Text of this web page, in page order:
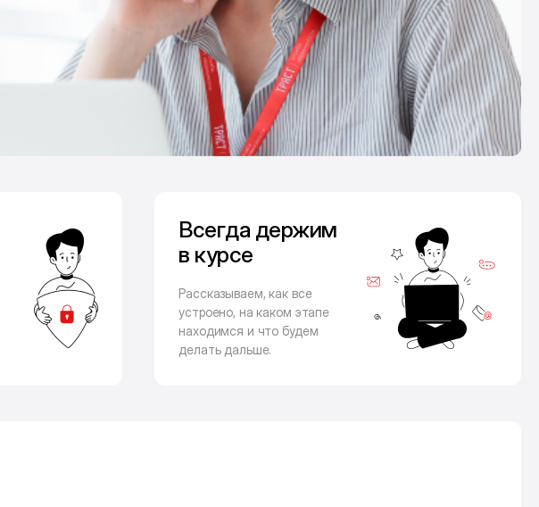
Всегда держим
в курсе
Рассказываем, как все
устроено, на каком этапе
находимся и что будем
делать дальше.